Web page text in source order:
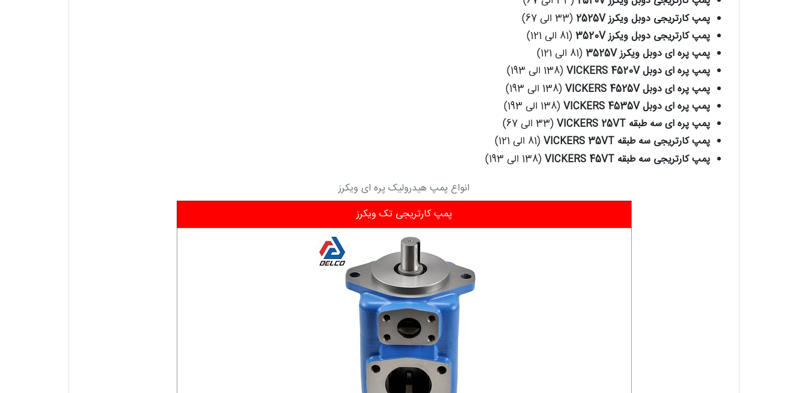
پمپ کارتریجی دوبل ویکرز 2525V
(33 الی 67)
پمپ کارتریجی دوبل ویکرز 3520V
(81 الی 121)
پمپ پره ای دوبل ویکرز 3525V
(81 الی 121)
پمپ پره ای دوبل VICKERS 4520V
(138 الی 193)
پمپ پره ای دوبل VICKERS 4525V
(138 الی 193)
پمپ پره ای دوبل VICKERS 4535V
(138 الی 193)
پمپ پره ای سه طبقه VICKERS 25VT
(33 الی 67)
پمپ کارتریجی سه طبقه VICKERS 35VT
(81 الی 121)
پمپ کارتریجی سه طبقه VICKERS 45VT
(138 الی 193)
انواع پمپ هیدرولیک پره ای ویکرز
پمپ کارتریجی تک ویکرز